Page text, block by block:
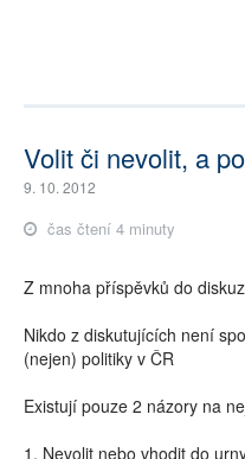
Volit či nevolit, a
9. 10. 2012
čas čtení 4 minuty
Z mnoha příspěvků do
Nikdo z diskutujících není
(nejen) politiky v ČR
Existují pouze 2 názory na
1. Nevolit nebo vhodit do